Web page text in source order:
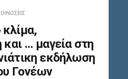
… μαγεία στη
εκδήλωση
Γονέων